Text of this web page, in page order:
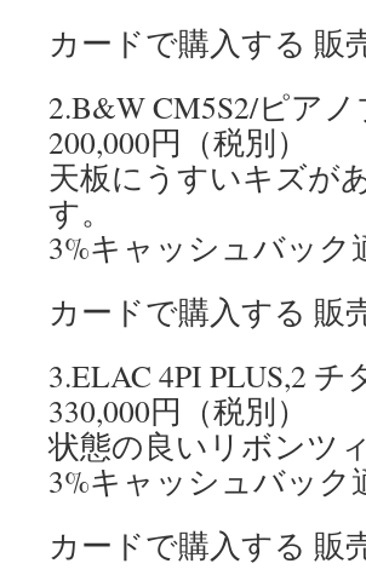
カードで購入する 販
2.B&W CM5S2/ピア
200,000円（税別）
天板にうすいキズが
す。
3%キャッシュバック
カードで購入する 販
3.ELAC 4PI PLUS,2
330,000円（税別）
状態の良いリボンツ
3%キャッシュバック
カードで購入する 販